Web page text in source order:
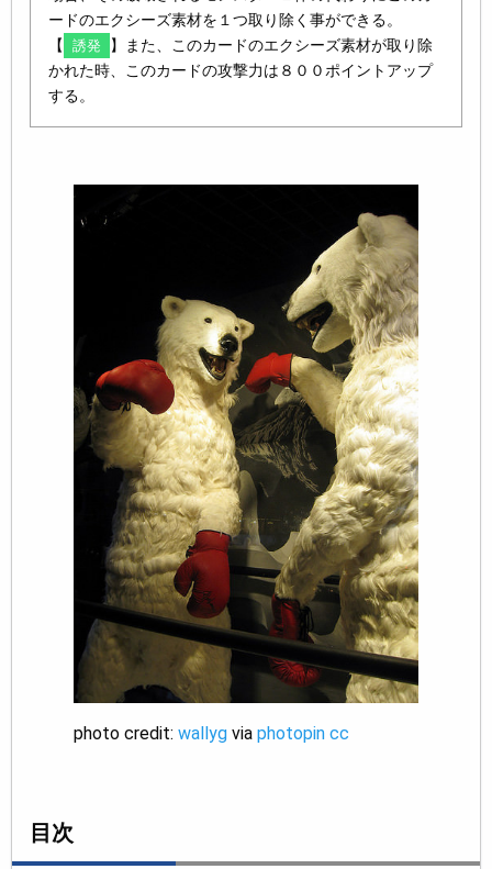
ードのエクシーズ素材を１つ取り除く事ができる。
【
誘発
】また、このカードのエクシーズ素材が取り除
かれた時、このカードの攻撃力は８００ポイントアップ
する。
photo credit: wallyg via photopin cc
目次